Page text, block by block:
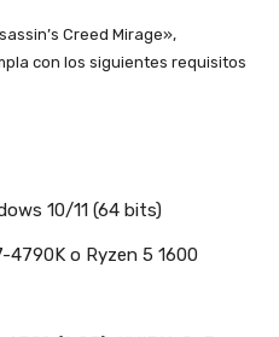
Creed Mirage»,
con los siguientes requisitos
10/11 (64 bits)
4790K o Ryzen 5 1600